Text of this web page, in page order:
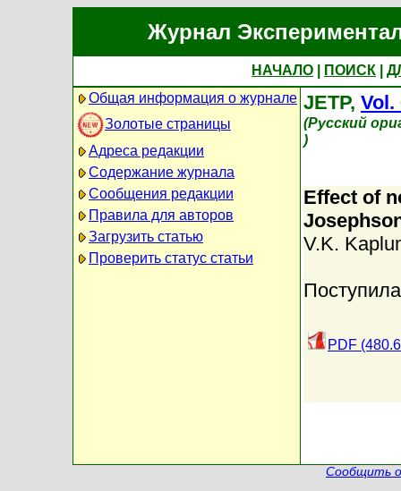
Журнал
НАЧАЛО ПОИСК
Общая информация о журнале
Золотые страницы
Адреса редакции
Содержание журнала
Сообщения редакции
Правила для авторов
Загрузить статью
Проверить статус статьи
JETP, Vol.
(Русский
)
Effect of
V.K.
PDF
Сообщить о